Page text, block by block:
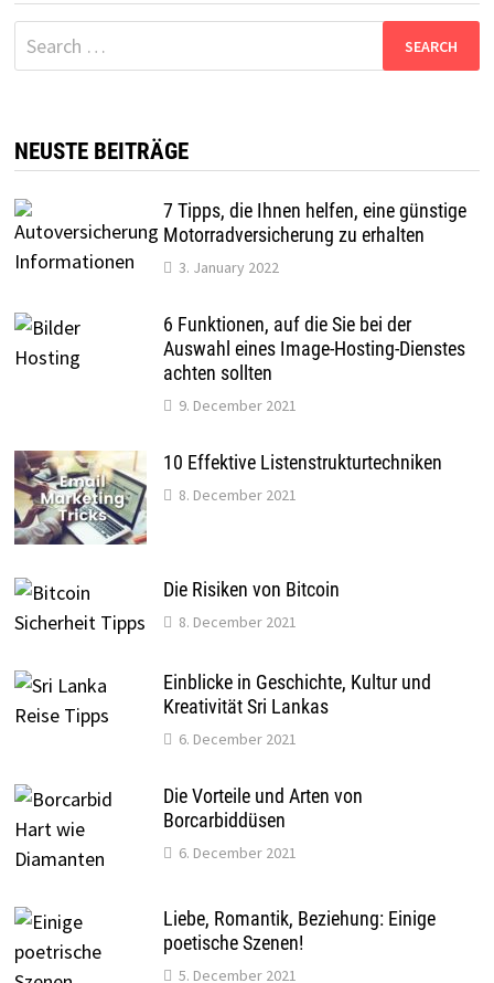
Search
for:
NEUSTE BEITRÄGE
7 Tipps, die Ihnen helfen, eine günstige
Motorradversicherung zu erhalten
3. January 2022
6 Funktionen, auf die Sie bei der
Auswahl eines Image-Hosting-Dienstes
achten sollten
9. December 2021
10 Effektive Listenstrukturtechniken
8. December 2021
Die Risiken von Bitcoin
8. December 2021
Einblicke in Geschichte, Kultur und
Kreativität Sri Lankas
6. December 2021
Die Vorteile und Arten von
Borcarbiddüsen
6. December 2021
Liebe, Romantik, Beziehung: Einige
poetische Szenen!
5. December 2021